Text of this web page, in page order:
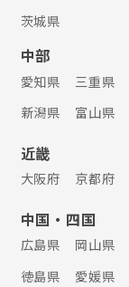
茨城県
中部
愛知県 三重県
新潟県
富山県
近畿
大阪府 京都府
中国・四国
広島県 岡山県
徳島県
愛媛県